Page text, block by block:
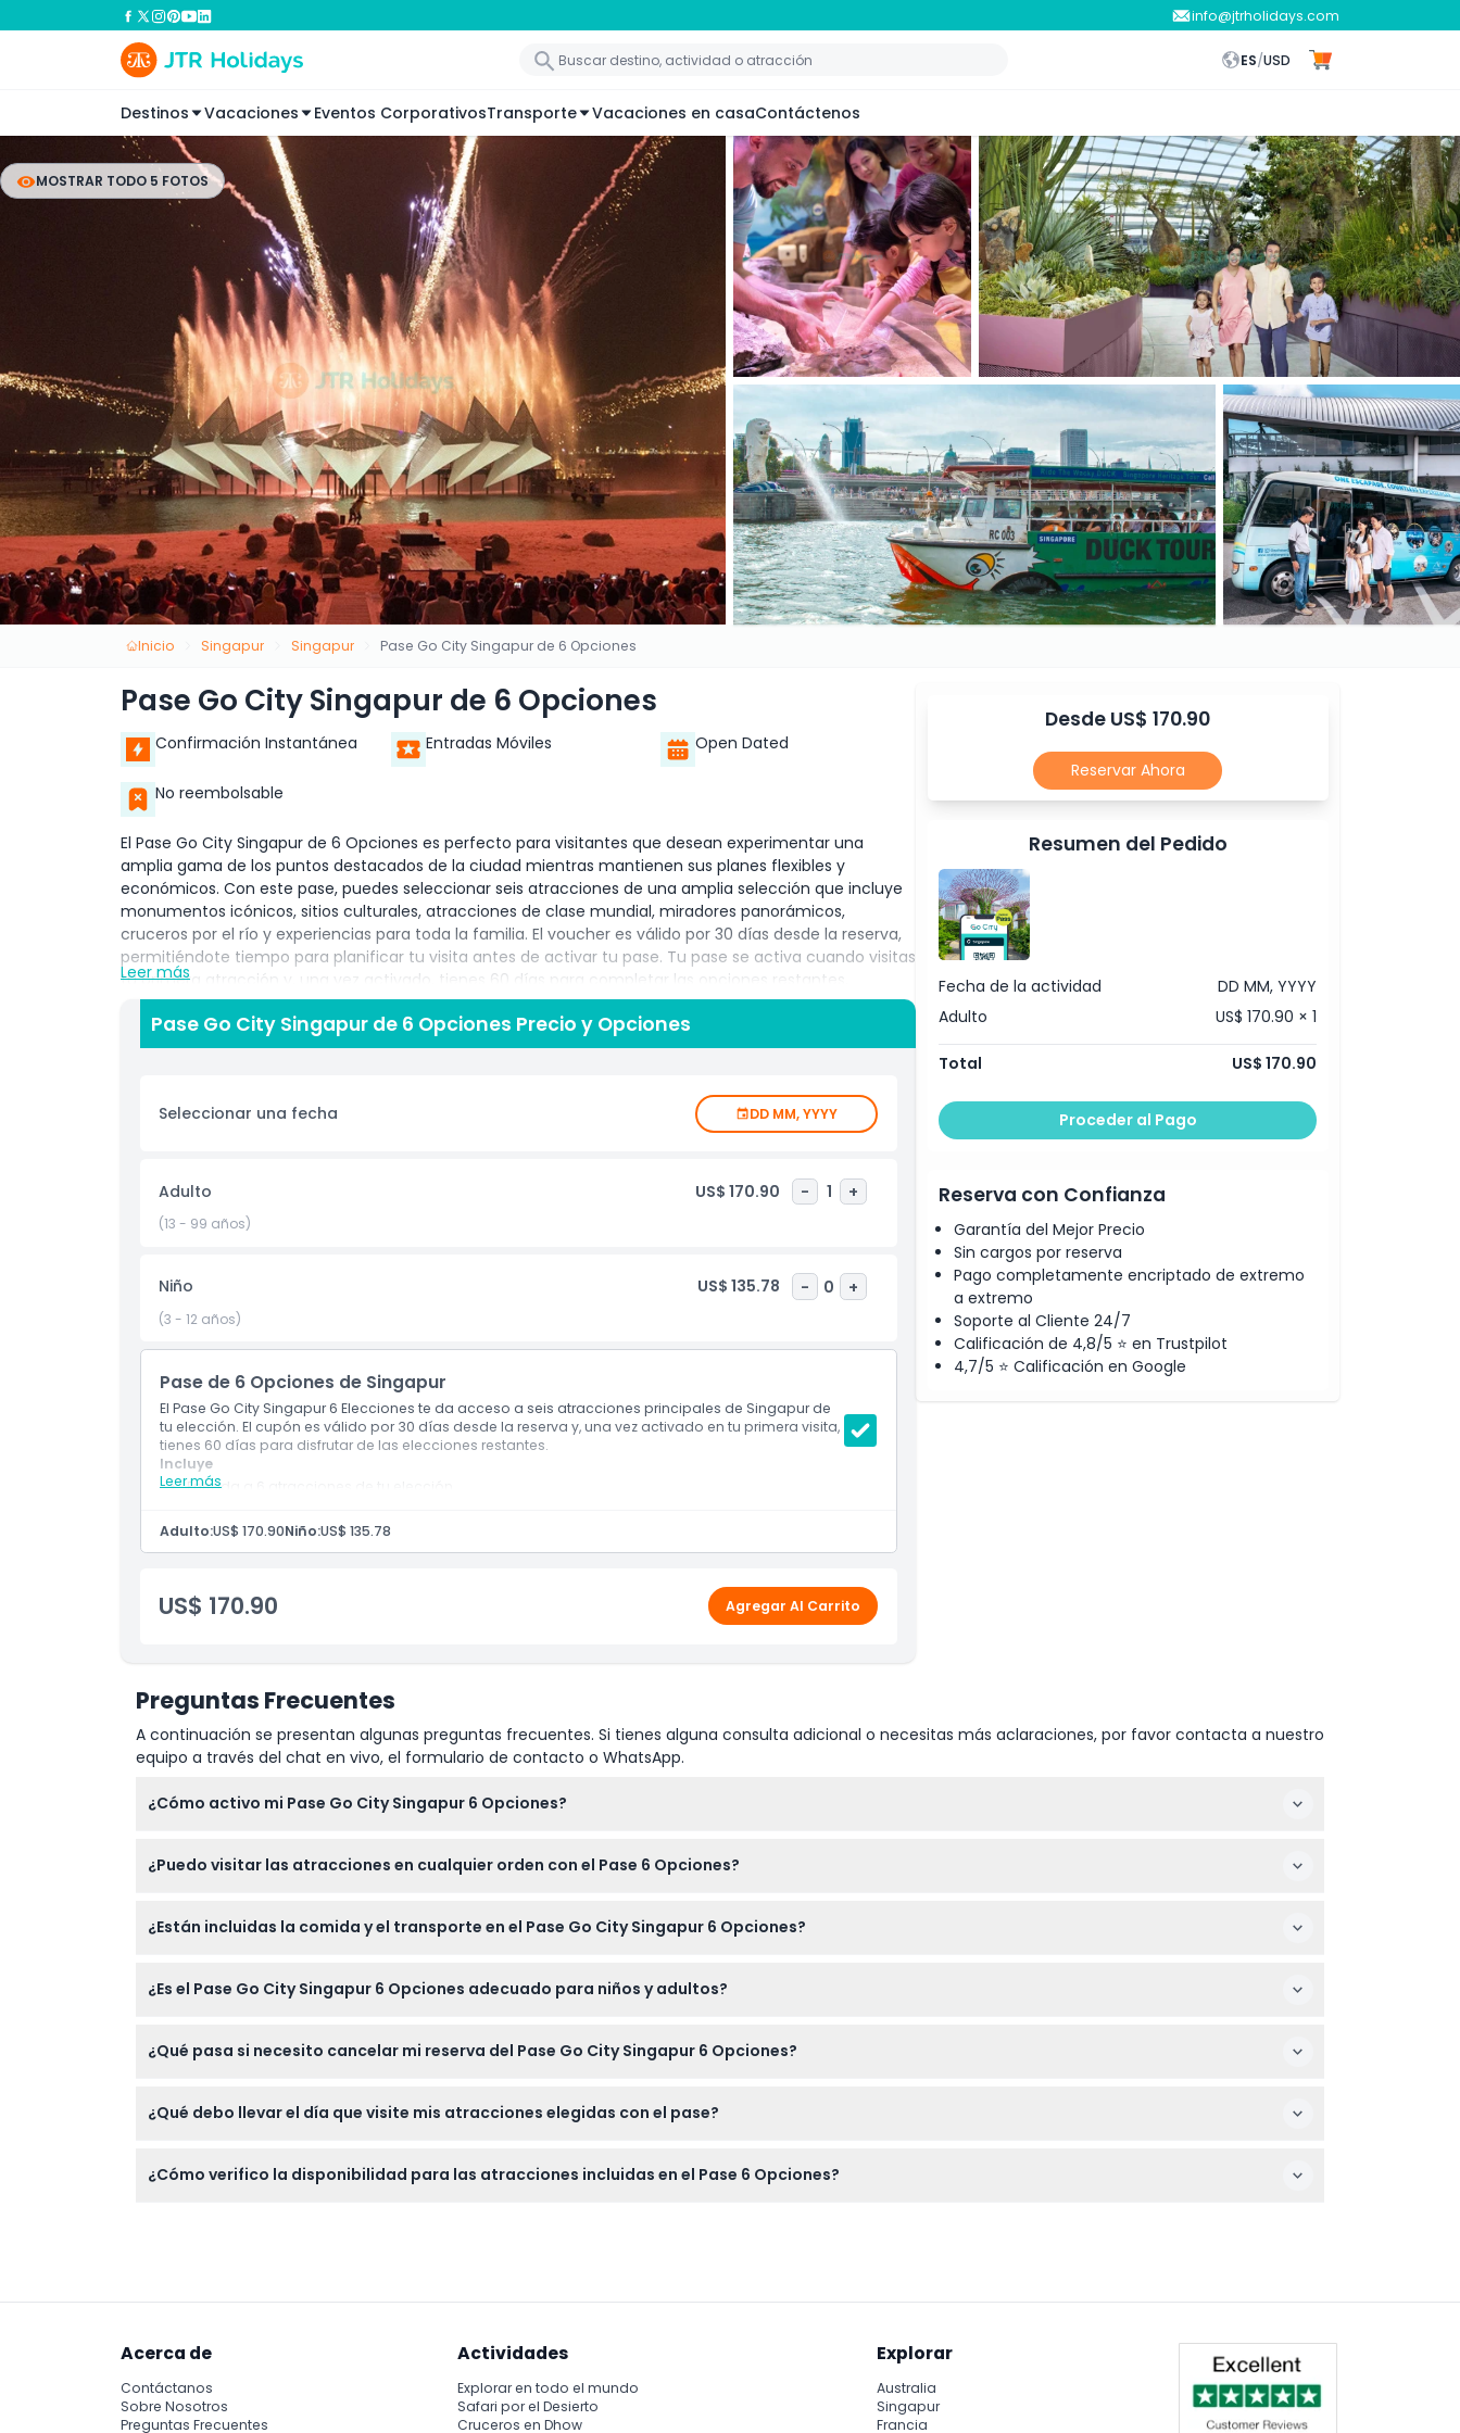
info@jtrholidays.com
ES/USD
Destinos Vacaciones Eventos CorporativosTransporte Vacaciones en casaContáctenos
MOSTRAR TODO 5 FOTOS
Inicio Singapur Singapur Pase Go City Singapur de 6 Opciones
Pase Go City Singapur de 6 Opciones
Confirmación Instantánea Entradas Móviles Open Dated
No reembolsable
El Pase Go City Singapur de 6 Opciones es perfecto para visitantes que desean experimentar una
amplia gama de los puntos destacados de la ciudad mientras mantienen sus planes flexibles y
económicos. Con este pase, puedes seleccionar seis atracciones de una amplia selección que incluye
monumentos icónicos, sitios culturales, atracciones de clase mundial, miradores panorámicos,
cruceros por el río y experiencias para toda la familia. El voucher es válido por 30 días desde la reserva,
permitiéndote tiempo para planificar tu visita antes de activar tu pase. Tu pase se activa cuando visitas
tu primera atracción y, una vez activado, tienes 60 días para completar las opciones restantes,
dándote la libertad de explorar a un ritmo cómodo. Todas las admisiones se gestionan mediante un
conveniente pase digital único, eliminando la necesidad de comprar boletos individuales y facilitando
ajustar tu itinerario sobre la marcha. Ya sea que quieras descubrir vecindarios populares, disfrutar de
adicionales, el pase se adapta a tu estilo de viaje. Ideal para parejas, familias y viajeros que disfrutan de
la flexibilidad, el Pase de 6 Opciones te ayuda a experimentar la cultura, entretenimiento y atracciones
Aspectos Destacados
Cosas a Saber
Ubicación
Leer más
Pase Go City Singapur de 6 Opciones Precio y Opciones
Seleccionar una fecha DD MM, YYYY
Adulto US$ 170.90 - 1 +
(13 - 99 años)
Niño US$ 135.78 - 0 +
(3 - 12 años)
Pase de 6 Opciones de Singapur
El Pase Go City Singapur 6 Elecciones te da acceso a seis atracciones principales de Singapur de
tu elección. El cupón es válido por 30 días desde la reserva y, una vez activado en tu primera visita,
tienes 60 días para disfrutar de las elecciones restantes.
Leer más
Incluye
Entrada a 6 atracciones de tu elección.
Adulto:US$ 170.90Niño:US$ 135.78
US$ 170.90 Agregar Al Carrito
Desde US$ 170.90
Reservar Ahora
Resumen del Pedido
Fecha de la actividad
DD MM, YYYY
Adulto
US$ 170.90 × 1
Total US$ 170.90
Proceder al Pago
Reserva con Confianza
Garantía del Mejor Precio
Sin cargos por reserva
Pago completamente encriptado de extremo
a extremo
Soporte al Cliente 24/7
Calificación de 4,8/5 ⭐ en Trustpilot
4,7/5 ⭐ Calificación en Google
Preguntas Frecuentes
A continuación se presentan algunas preguntas frecuentes. Si tienes alguna consulta adicional o necesitas más aclaraciones, por favor contacta a nuestro
equipo a través del chat en vivo, el formulario de contacto o WhatsApp.
¿Cómo activo mi Pase Go City Singapur 6 Opciones?
¿Puedo visitar las atracciones en cualquier orden con el Pase 6 Opciones?
¿Están incluidas la comida y el transporte en el Pase Go City Singapur 6 Opciones?
¿Es el Pase Go City Singapur 6 Opciones adecuado para niños y adultos?
¿Qué pasa si necesito cancelar mi reserva del Pase Go City Singapur 6 Opciones?
¿Qué debo llevar el día que visite mis atracciones elegidas con el pase?
¿Cómo verifico la disponibilidad para las atracciones incluidas en el Pase 6 Opciones?
Acerca de
Contáctanos
Sobre Nosotros
Preguntas Frecuentes
Actividades
Explorar en todo el mundo
Safari por el Desierto
Cruceros en Dhow
Explorar
Australia
Singapur
Francia